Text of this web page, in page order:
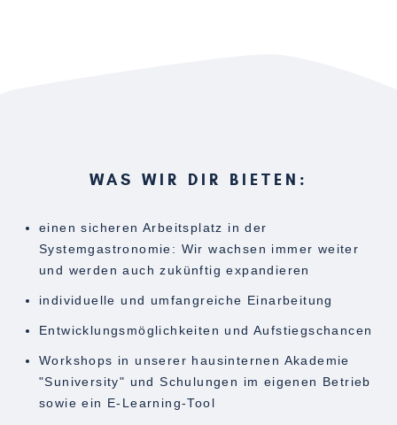
WAS WIR DIR BIETEN:
einen sicheren Arbeitsplatz in der
Systemgastronomie: Wir wachsen immer weiter
und werden auch zukünftig expandieren
individuelle und umfangreiche Einarbeitung
Entwicklungsmöglichkeiten und Aufstiegschancen
Workshops in unserer hausinternen Akademie
"Suniversity" und Schulungen im eigenen Betrieb
sowie ein E-Learning-Tool